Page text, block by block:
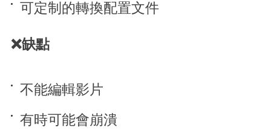
可定制的轉換配置文件
❌缺點
不能編輯影片
有時可能會崩潰